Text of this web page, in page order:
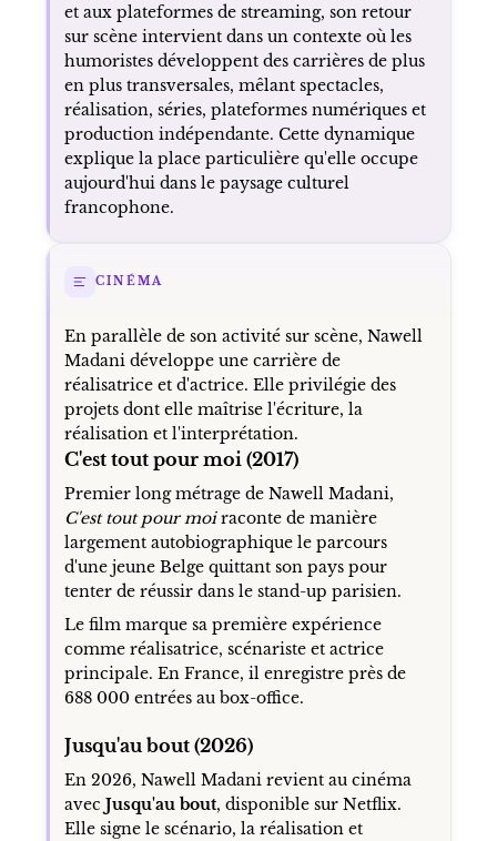
et aux plateformes de streaming, son retour
sur scène intervient dans un contexte où les
humoristes développent des carrières de plus
en plus transversales, mêlant spectacles,
réalisation, séries, plateformes numériques et
production indépendante. Cette dynamique
explique la place particulière qu'elle occupe
aujourd'hui dans le paysage culturel
francophone.
CINÉMA
En parallèle de son activité sur scène, Nawell
Madani développe une carrière de
réalisatrice et d'actrice. Elle privilégie des
projets dont elle maîtrise l'écriture, la
réalisation et l'interprétation.
C'est tout pour moi (2017)
Premier long métrage de Nawell Madani,
C'est tout pour moiraconte de manière
largement autobiographique le parcours
d'une jeune Belge quittant son pays pour
tenter de réussir dans le stand-up parisien.
Le film marque sa première expérience
comme réalisatrice, scénariste et actrice
principale. En France, il enregistre près de
688 000 entrées au box-office.
Jusqu'au bout (2026)
En 2026, Nawell Madani revient au cinéma
avec Jusqu'au bout, disponible sur Netflix.
Elle signe le scénario, la réalisation et